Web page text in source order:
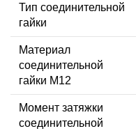
Тип соединительной
гайки
Материал
соединительной
гайки M12
Момент затяжки
соединительной